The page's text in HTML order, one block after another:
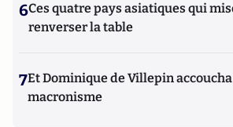
6Ces quatre pays asiatiques qui
renverser la table
7Et Dominique de Villepin
macronisme